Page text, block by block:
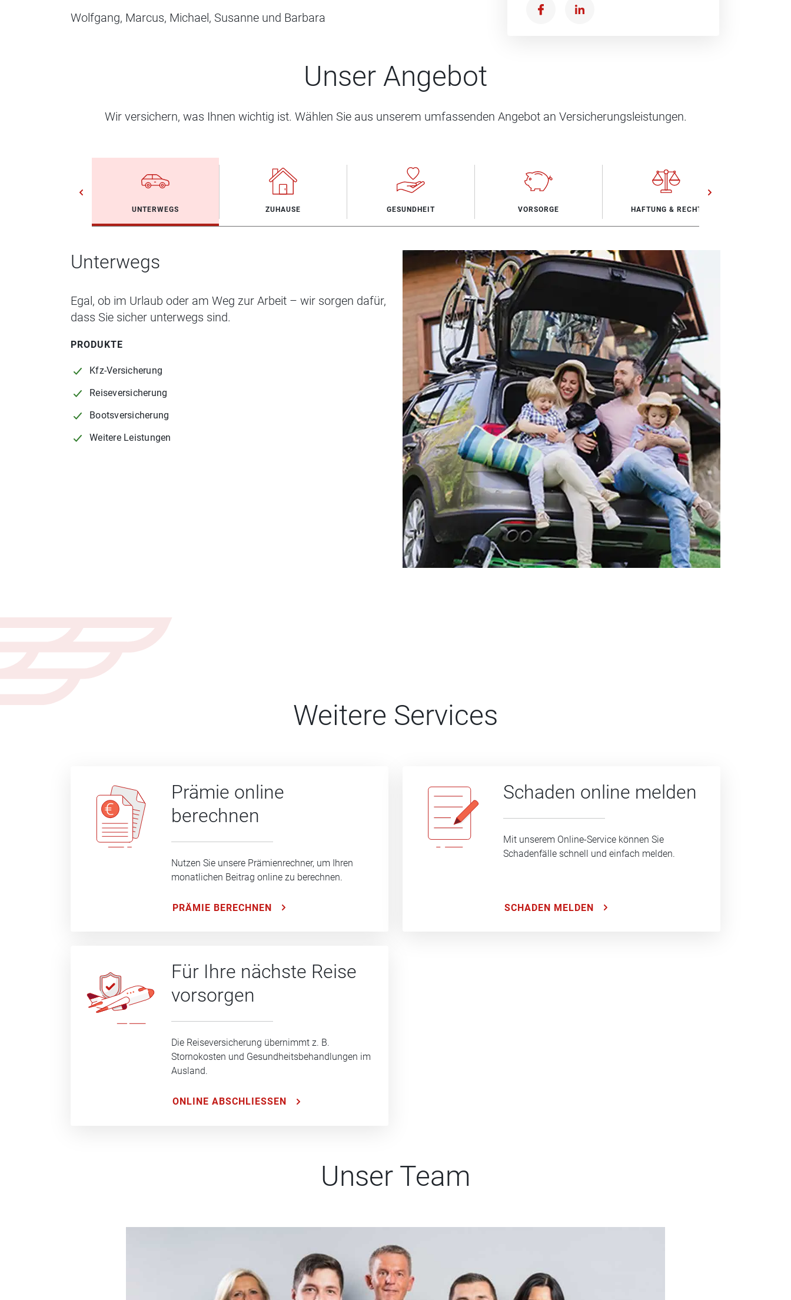
Wolfgang, Marcus, Michael, Susanne und Barbara
Unser Angebot
Wir versichern, was Ihnen wichtig ist. Wählen Sie aus unserem umfassenden Angebot an Versicherungsleistungen.
UNTERWEGS ZUHAUSE GESUNDHEIT VORSORGE HAFTUNG & RECHT
Unterwegs
Egal, ob im Urlaub oder am Weg zur Arbeit – wir sorgen dafür,
dass Sie sicher unterwegs sind.
PRODUKTE
Kfz-Versicherung
Reiseversicherung
Bootsversicherung
Weitere Leistungen
Weitere Services
Prämie online
berechnen
Nutzen Sie unsere Prämienrechner, um Ihren
monatlichen Beitrag online zu berechnen.
PRÄMIE BERECHNEN
Schaden online melden
Mit unserem Online-Service können Sie
Schadenfälle schnell und einfach melden.
SCHADEN MELDEN
Für Ihre nächste Reise
vorsorgen
Die Reiseversicherung übernimmt z. B.
Stornokosten und Gesundheitsbehandlungen im
Ausland.
ONLINE ABSCHLIESSEN
Unser Team